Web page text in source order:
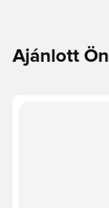
Ajánlott